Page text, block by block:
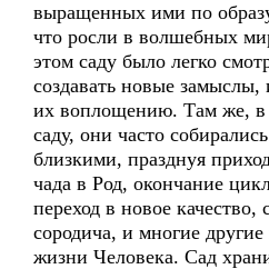
выращенных ими по
что росли в волшебных
этом саду было легко
создавать новые замыслы,
их воплощению. Там же, в
саду, они часто
близкими, празднуя
чада в Род, окончание
переход в новое качество,
сородича, и многие
жизни Человека. Сад